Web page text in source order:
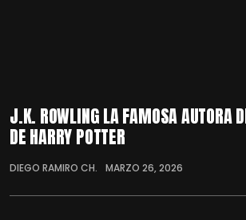
J.K. ROWLING LA FAMOSA AUTORA
DE HARRY POTTER
DIEGO RAMIRO CH. MARZO 26, 2026